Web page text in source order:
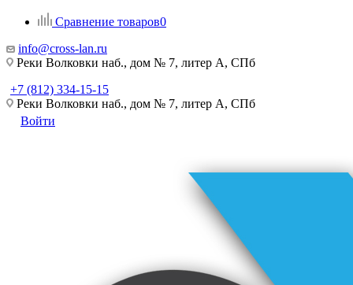
Сравнение товаров0
info@cross-lan.ru
Реки Волковки наб., дом № 7, литер А, СПб
+7 (812) 334-15-15
Реки Волковки наб., дом № 7, литер А, СПб
Войти